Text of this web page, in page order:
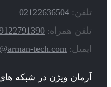
تلفن: 02122636504
تلفن همراه:
ایمیل: tech.com
آرمان ویژن در شبکه